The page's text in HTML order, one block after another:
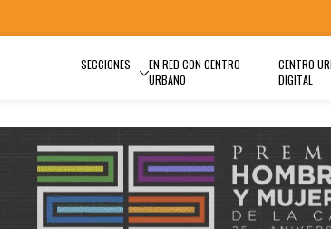
SECCIONES
EN RED CON CENTRO
URBANO
CENTRO
DIGITAL